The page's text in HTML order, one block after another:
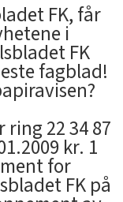
FK, får
i
FK
fagblad!
22 34 87
kr. 1
for
FK på